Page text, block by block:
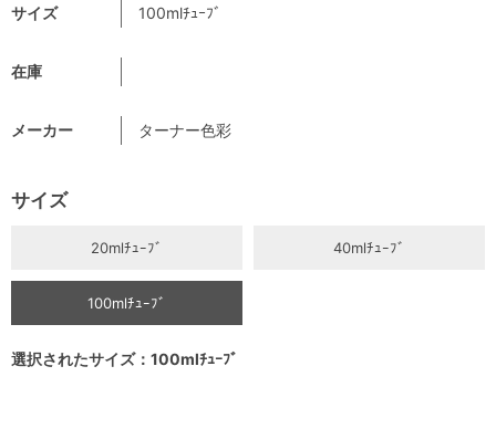
サイズ 100mlﾁｭｰﾌﾞ
在庫
メーカー ターナー色彩
サイズ
20mlﾁｭｰﾌﾞ 40mlﾁｭｰﾌﾞ
100mlﾁｭｰﾌﾞ
選択されたサイズ：100mlﾁｭｰﾌﾞ